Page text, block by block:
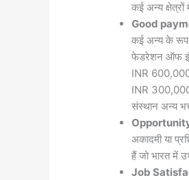
कई अन्य
Good
कई अन्य के रूप
फेडरेशन ऑफ
INR 600,000
INR 300,000
संस्थान अन्य
अकादमी या
हैं जो भारत में
Job